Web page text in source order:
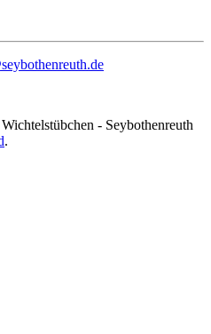
- Seybothenreuth
.